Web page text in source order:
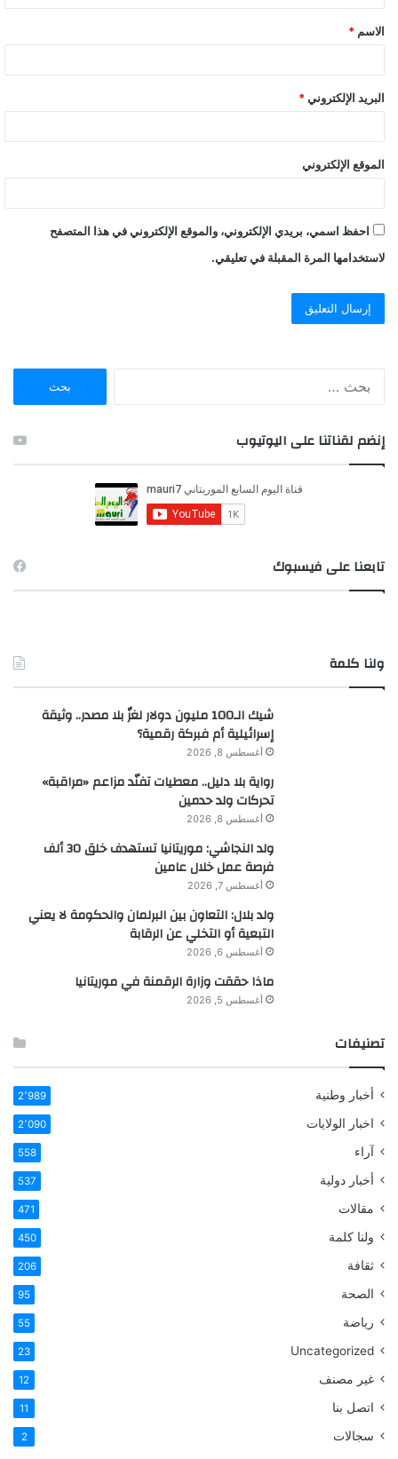
ق
*
الاسم *
البريد الإلكتروني *
الموقع الإلكتروني
احفظ اسمي، بريدي الإلكتروني، والموقع الإلكتروني في هذا المتصفح
لاستخدامها المرة المقبلة في تعليقي.
ن
:
إنضم لقناتنا على اليوتيوب
تابعنا على فيسبوك
ولنا كلمة
شيك الـ100 مليون دولار لغزٌ بلا مصدر.. وثيقة
إسرائيلية أم فبركة رقمية؟
أغسطس 8, 2026
رواية بلا دليل.. معطيات تفنّد مزاعم «مراقبة»
تحركات ولد حدمين
أغسطس 8, 2026
ولد النجاشي: موريتانيا تستهدف خلق 30 ألف
فرصة عمل خلال عامين
أغسطس 7, 2026
ولد بلال: التعاون بين البرلمان والحكومة لا يعني
التبعية أو التخلي عن الرقابة
أغسطس 6, 2026
ماذا حققت وزارة الرقمنة في موريتانيا
أغسطس 5, 2026
تصنيفات
أخبار وطنية 2٬989
اخبار الولايات 2٬090
آراء 558
أخبار دولية 537
مقالات 471
ولنا كلمة 450
ثقافة 206
الصحة 95
رياضة 55
Uncategorized
23
غير مصنف 12
اتصل بنا 11
سجالات 2